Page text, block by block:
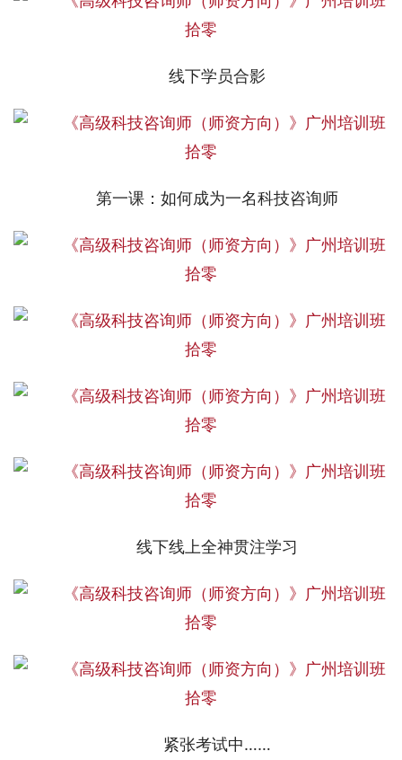
线下学员合影
第一课：如何成为一名科技咨询师
线下线上全神贯注学习
紧张考试中……